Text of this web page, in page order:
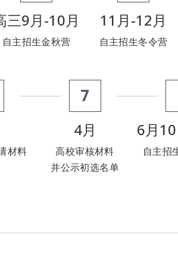
三9月-10月
自主招生金秋营
11月-12月
自主招生冬令营
材料
7
4月
高校审核材料
并公示初选名单
6月
自主招